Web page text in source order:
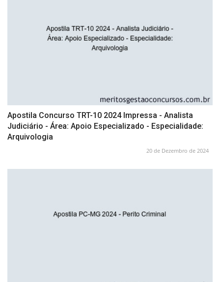
Apostila Concurso TRT-10 2024 Impressa - Analista
Judiciário - Área: Apoio Especializado - Especialidade:
Arquivologia
20 de Dezembro de 2024